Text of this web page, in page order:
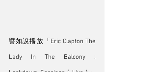
譬如說播放「Eric Clapton The
Lady In The Balcony :